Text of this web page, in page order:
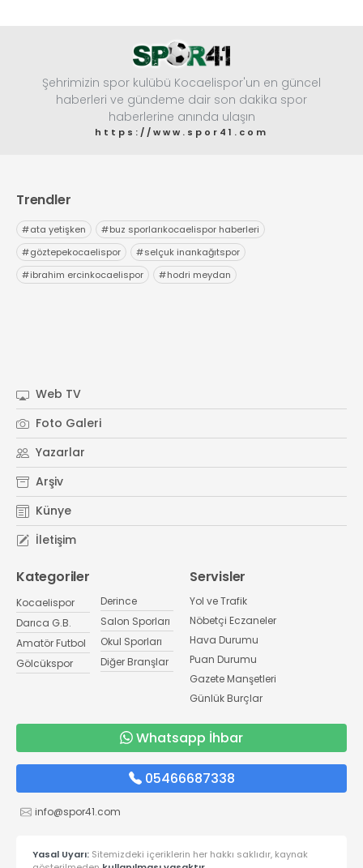
Şehrimizin spor kulübü Kocaelispor'un en güncel
haberleri ve gündeme dair son dakika spor
haberlerine anında ulaşın
https://www.spor41.com
Trendler
#ata yetişken #buz sporlarıkocaelispor haberleri
#göztepekocaelispor #selçuk inankağıtspor
#ibrahim ercinkocaelispor #hodri meydan
Web TV
Foto Galeri
Yazarlar
Arşiv
Künye
İletişim
Kategoriler
Kocaelispor
Darıca G.B.
Amatör Futbol
Gölcükspor
Derince
Salon Sporları
Okul Sporları
Diğer Branşlar
Servisler
Yol ve Trafik
Nöbetçi Eczaneler
Hava Durumu
Puan Durumu
Gazete Manşetleri
Günlük Burçlar
Whatsapp İhbar
05466687338
info@spor41.com
Yasal Uyarı: Sitemizdeki içeriklerin her hakkı saklıdır, kaynak